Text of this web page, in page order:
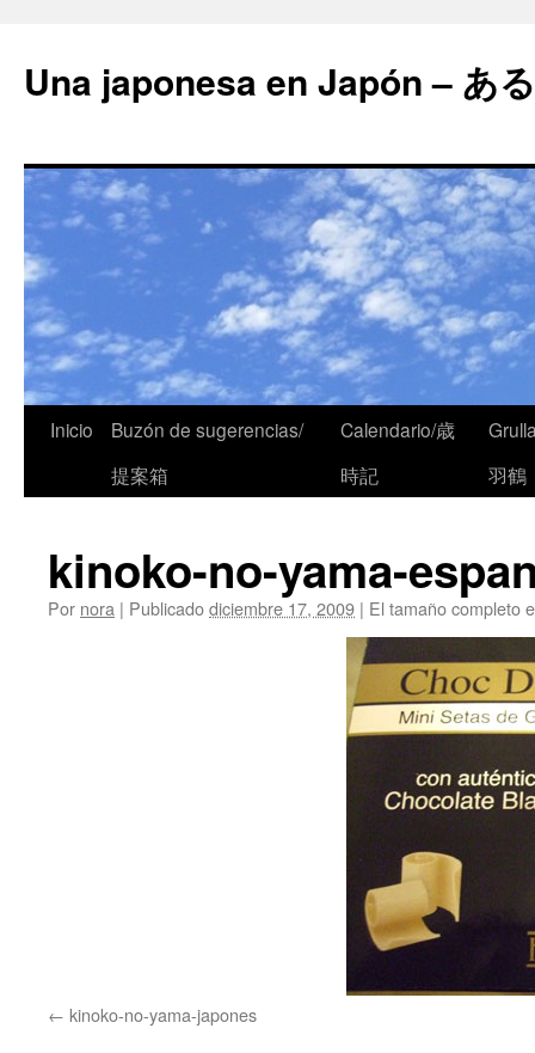
Una japonesa en Japón – あ
Inicio
Buzón de sugerencias/
提案箱
Calendario/歳
時記
羽鶴
kinoko-no-yama-
Por nora | Publicadodiciembre 17, 2009 | El tamaño completo
kinoko-no-yama-japones